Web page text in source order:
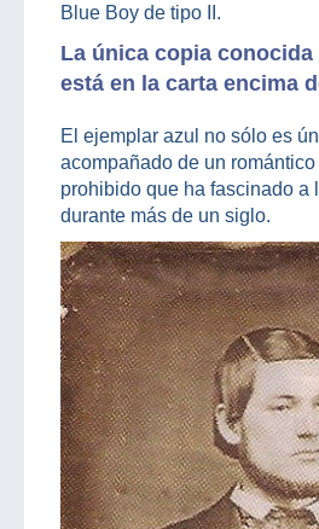
Blue Boy de tipo II.
La única copia
está en la carta encima
El ejemplar azul no sólo es
acompañado de un
prohibido que ha fascinado a
durante más de un siglo.